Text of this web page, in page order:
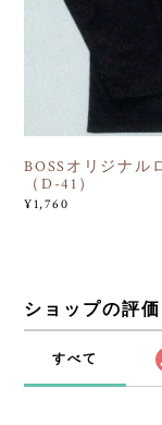
BOSSオリジナル
（D-41）
¥1,760
ショップの評価
すべて